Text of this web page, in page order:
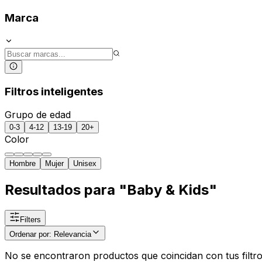
Marca
Filtros inteligentes
Grupo de edad
0-3 4-12 13-19 20+
Color
Hombre Mujer Unisex
Resultados para "Baby & Kids"
Filters
Ordenar por: Relevancia
No se encontraron productos que coincidan con tus